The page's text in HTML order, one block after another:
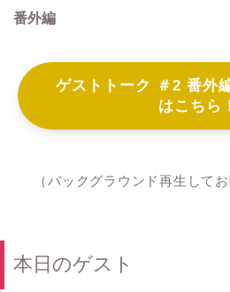
番外編
ゲストトーク ＃2 番
はこちら！
（バックグラウンド再生して
本日のゲスト